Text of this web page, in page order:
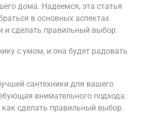
дома. Надеемся, эта статья
в основных аспектах
и сделать правильный выбор.
с умом, и она будет радовать
сантехники для вашего
внимательного подхода.
как сделать правильный выбор.